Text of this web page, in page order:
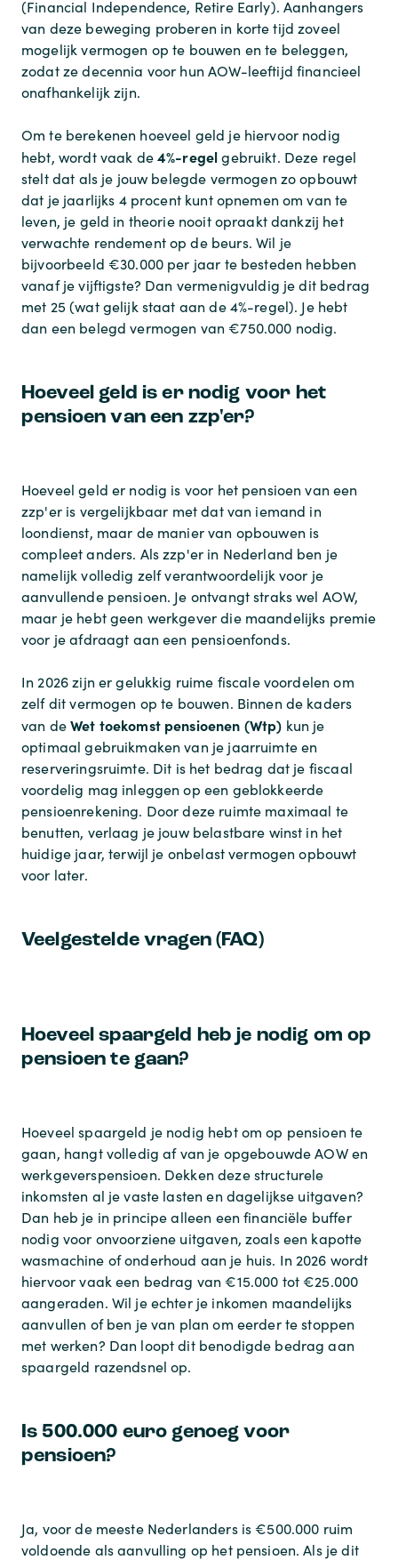
(Financial Independence, Retire Early). Aanhangers
van deze beweging proberen in korte tijd zoveel
mogelijk vermogen op te bouwen en te beleggen,
zodat ze decennia voor hun AOW-leeftijd financieel
onafhankelijk zijn.
Om te berekenen hoeveel geld je hiervoor nodig
hebt, wordt vaak de4%-regelgebruikt. Deze regel
stelt dat als je jouw belegde vermogen zo opbouwt
dat je jaarlijks 4 procent kunt opnemen om van te
leven, je geld in theorie nooit opraakt dankzij het
verwachte rendement op de beurs. Wil je
bijvoorbeeld €30.000 per jaar te besteden hebben
vanaf je vijftigste? Dan vermenigvuldig je dit bedrag
met 25 (wat gelijk staat aan de 4%-regel). Je hebt
dan een belegd vermogen van €750.000 nodig.
Hoeveel geld is er nodig voor het
pensioen van een zzp'er?
Hoeveel geld er nodig is voor het pensioen van een
zzp'er is vergelijkbaar met dat van iemand in
loondienst, maar de manier van opbouwen is
compleet anders. Als zzp'er in Nederland ben je
namelijk volledig zelf verantwoordelijk voor je
aanvullende pensioen. Je ontvangt straks wel AOW,
maar je hebt geen werkgever die maandelijks premie
voor je afdraagt aan een pensioenfonds.
In 2026 zijn er gelukkig ruime fiscale voordelen om
zelf dit vermogen op te bouwen. Binnen de kaders
van deWet toekomst pensioenen (Wtp) kun je
optimaal gebruikmaken van je jaarruimte en
reserveringsruimte. Dit is het bedrag dat je fiscaal
voordelig mag inleggen op een geblokkeerde
pensioenrekening. Door deze ruimte maximaal te
benutten, verlaag je jouw belastbare winst in het
huidige jaar, terwijl je onbelast vermogen opbouwt
voor later.
Veelgestelde vragen (FAQ)
Hoeveel spaargeld heb je nodig om op
pensioen te gaan?
Hoeveel spaargeld je nodig hebt om op pensioen te
gaan, hangt volledig af van je opgebouwde AOW en
werkgeverspensioen. Dekken deze structurele
inkomsten al je vaste lasten en dagelijkse uitgaven?
Dan heb je in principe alleen een financiële buffer
nodig voor onvoorziene uitgaven, zoals een kapotte
wasmachine of onderhoud aan je huis. In 2026 wordt
hiervoor vaak een bedrag van €15.000 tot €25.000
aangeraden. Wil je echter je inkomen maandelijks
aanvullen of ben je van plan om eerder te stoppen
met werken? Dan loopt dit benodigde bedrag aan
spaargeld razendsnel op.
Is 500.000 euro genoeg voor
pensioen?
Ja, voor de meeste Nederlanders is €500.000 ruim
voldoende als aanvulling op het pensioen. Als je dit